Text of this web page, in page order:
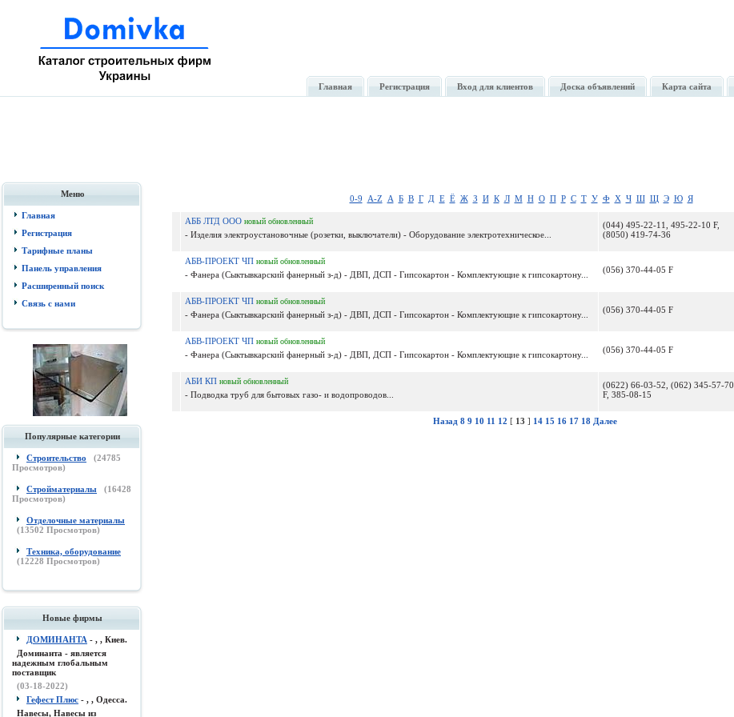
Главная Регистрация Вход для клиентов Доска объявлений Карта сайта
Меню
Главная
Регистрация
Тарифные планы
Панель управления
Расширенный поиск
Связь с нами
Популярные категории
Строительство (24785
Просмотров)
Стройматериалы (16428
Просмотров)
Отделочные материалы
(13502 Просмотров)
Техника, оборудование
(12228 Просмотров)
Новые фирмы
ДОМИНАНТА - , , Киев.
Доминанта - является
надежным глобальным
поставщик
(03-18-2022)
Гефест Плюс - , , Одесса.
Навесы, Навесы из
0-9 A-Z А Б В Г Д Е Ё Ж З И К Л М Н О П Р С Т У Ф Х Ч Ш Щ Э Ю Я
АББ ЛТД ООО новый обновленный
- Изделия электроустановочные (розетки, выключатели) - Оборудование электротехническое...
(044) 495-22-11, 495-22-10 F,
(8050) 419-74-36
АБВ-ПРОЕКТ ЧП новый обновленный
- Фанера (Сыктывкарский фанерный з-д) - ДВП, ДСП - Гипсокартон - Комплектующие к гипсокартону... (056) 370-44-05 F
АБВ-ПРОЕКТ ЧП новый обновленный
- Фанера (Сыктывкарский фанерный з-д) - ДВП, ДСП - Гипсокартон - Комплектующие к гипсокартону... (056) 370-44-05 F
АБВ-ПРОЕКТ ЧП новый обновленный
- Фанера (Сыктывкарский фанерный з-д) - ДВП, ДСП - Гипсокартон - Комплектующие к гипсокартону... (056) 370-44-05 F
АБИ КП новый обновленный
- Подводка труб для бытовых газо- и водопроводов...
(0622) 66-03-52, (062) 345-57-70
F, 385-08-15
Назад 8 9 10 11 12 [ 13 ] 14 15 16 17 18 Далее